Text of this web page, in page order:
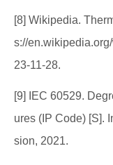
[8] Wikipedia.
s://
23-11-28.
[9] IEC 60529.
ures (IP Code) [S].
sion, 2021.